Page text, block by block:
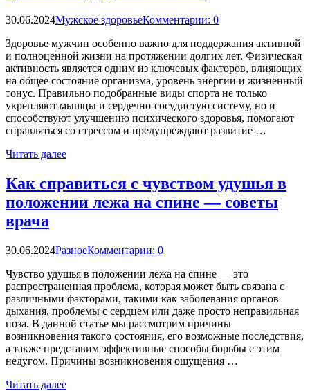
30.06.2024Мужское здоровьеКомментарии: 0
Здоровье мужчин особенно важно для поддержания активной
и полноценной жизни на протяжении долгих лет. Физическая
активность является одним из ключевых факторов, влияющих
на общее состояние организма, уровень энергии и жизненный
тонус. Правильно подобранные виды спорта не только
укрепляют мышцы и сердечно-сосудистую систему, но и
способствуют улучшению психического здоровья, помогают
справляться со стрессом и предупреждают развитие …
Читать далее
Как справиться с чувством удушья в
положении лежа на спине — советы
врача
30.06.2024РазноеКомментарии: 0
Чувство удушья в положении лежа на спине — это
распространенная проблема, которая может быть связана с
различными факторами, такими как заболевания органов
дыхания, проблемы с сердцем или даже просто неправильная
поза. В данной статье мы рассмотрим причины
возникновения такого состояния, его возможные последствия,
а также представим эффективные способы борьбы с этим
недугом. Причины возникновения ощущения …
Читать далее